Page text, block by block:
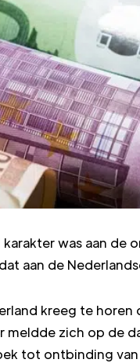
was aan de
aan de
kreeg te horen
zich op de
tot ontbinding